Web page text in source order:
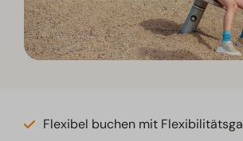
Flexibel buchen mit